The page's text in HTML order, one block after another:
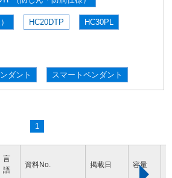
HC20DTP HC30PL
ダント スマートペンダント
1
言
語
資料No. 掲載日 容量